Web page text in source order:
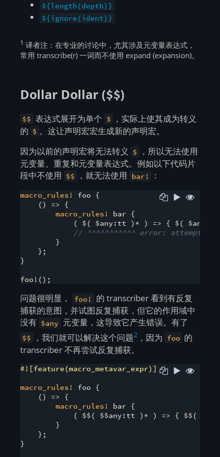
${length(depth)}
${ignore(ident)}
1 译者注：在专业的讨论中，尤其涉及元变量表达式，
常用 transcribe(r) 一词而不使用 expand (expansion)。
Dollar Dollar ($$)
$$ 表达式展开为单个 $
，实际上使其成为转义
的 $ 。这让声明宏宏生成新的声明宏。
因为以前的声明宏将无法转义
$
，所以无法使用
元变量、重复和元变量表达式。例如以下代码片
段中不使用 $$ ，就无法使用 bar! ：
macro_rules!
foo {
    () => {
macro_rules!
bar {
( $( $any:tt )* ) => { $( $any
// ^^^^^^^^^^^ error: attempted
        }
    };
}
问题很明显， foo!
的 transcriber 看到有反复
捕获的意图，并试图反复捕获，但它的作用域中
没有 $any 元变量，这导致它产生错误。有了
$$ ，我们就可以解决这个问题2，因为 foo 的
transcriber 不再尝试反复捕获。
#![feature(macro_metavar_expr)]
macro_rules!
foo {
    () => {
macro_rules!
bar {
( $$( $$any:tt )* ) => { $$(
        }
    };
}